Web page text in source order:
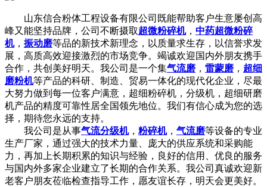
山东信合粉体工程设备有限公司既能帮助客户生意屡创高
峰又能坚持品牌，公司不断摄取超微粉碎机， 中药超微粉碎
机， 振动磨等品的新技术新理念，以质量求生存，以信誉求发
展，高质高效迎接激烈的市场竞争。竭诚欢迎国内外朋友携手
合作，共创美好明天。我公司是一个集气流磨 ， 雷蒙磨 ， 超细
磨粉机等产品的科研、制造、贸易一体化的现代化企业，尽最
大努力做到每一位客户满意，超细粉碎机，分级机，超细研磨
机产品的精度可靠性居全国领先地位。我们有信心成为您的选
择，期待您永远的支持。
我公司是从事气流分级机， 粉碎机， 气流磨等设备的专业
生产厂家，通过强大的技术力量、庞大的供应系统和采购能
力，再加上长期积累的知识与经验，良好的信用、优良的服务
与国内外多家企业建立了长期的合作关系。我公司真诚欢迎新
老客户朋友莅临检查指导工作，愿友谊长存，明天会更美好。